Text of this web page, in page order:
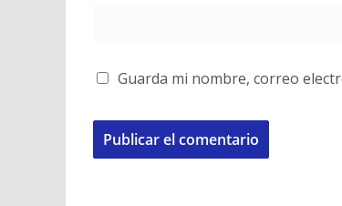
Guarda mi nombre, correo